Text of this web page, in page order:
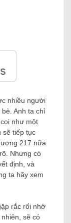
nhiều người
Anh ta chỉ
như một
sẽ tiếp tục
217 nữa
Nhưng có
định, và
ta hãy xem
rắc rối nhờ
sẽ có